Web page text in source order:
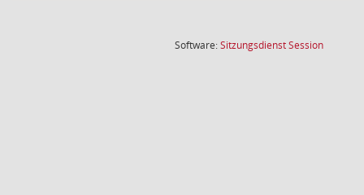
Software:SitzungsdienstSession(Wird in